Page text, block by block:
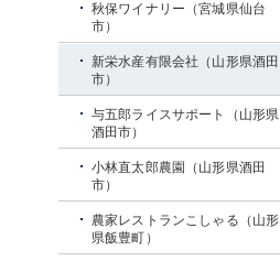
秋保ワイナリー（宮城県仙台
市）
新栄水産有限会社（山形県酒田
市）
与五郎ライスサポート（山形県
酒田市）
小林直太郎農園（山形県酒田
市）
農家レストランこしゃる（山形
県飯豊町）